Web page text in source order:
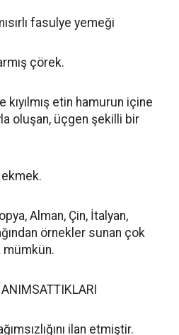
fasulye yemeği
çörek.
kıyılmış etin hamurun içine
oluşan, üçgen şekilli bir
Alman, Çin, İtalyan,
örnekler sunan çok
mümkün.
ilan etmiştir.